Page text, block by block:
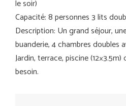
le soir)
Capacité: 8 personnes 3 lits
Description: Un grand séjour,
buanderie, 4 chambres doubles
Jardin, terrace, piscine
besoin.